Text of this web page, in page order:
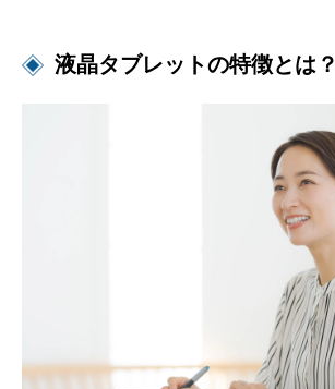
説
液晶タブレットの特徴とは？